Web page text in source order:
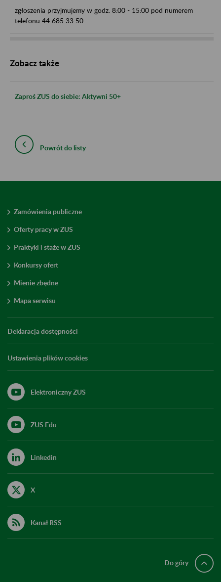
zgłoszenia przyjmujemy w godz. 8:00 - 15:00 pod numerem
telefonu 44 685 33 50
Zobacz także
Zaproś ZUS do siebie: Aktywni 50+
Powrót do listy
Zamówienia publiczne
Oferty pracy w ZUS
Praktyki i staże w ZUS
Konkursy ofert
Mienie zbędne
Mapa serwisu
Deklaracja dostępności
Ustawienia plików cookies
Elektroniczny ZUS
ZUS Edu
Linkedin
X
Kanał RSS
Do góry